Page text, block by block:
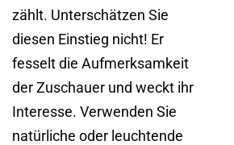
zählt. Unterschätzen Sie
diesen Einstieg nicht! Er
fesselt die Aufmerksamkeit
der Zuschauer und weckt ihr
Interesse. Verwenden Sie
natürliche oder leuchtende